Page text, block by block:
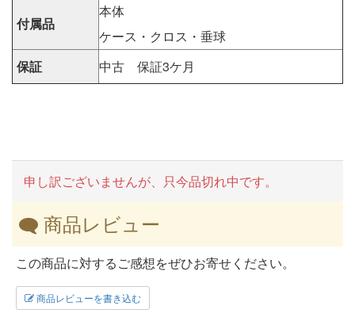
付属品
本体
ケース・クロス・垂球
保証
中古 保証3ケ月
申し訳ございませんが、只今品切れ中です。
商品レビュー
この商品に対するご感想をぜひお寄せください。
商品レビューを書き込む